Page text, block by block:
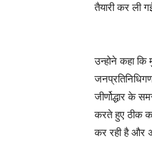
तैयारी कर ली
उन्होने कहा कि
जीर्णोद्धार के
करते हुए ठीक
कर रही है और